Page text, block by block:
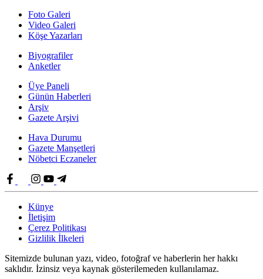
Foto Galeri
Video Galeri
Köşe Yazarları
Biyografiler
Anketler
Üye Paneli
Günün Haberleri
Arşiv
Gazete Arşivi
Hava Durumu
Gazete Manşetleri
Nöbetci Eczaneler
Künye
İletişim
Çerez Politikası
Gizlilik İlkeleri
Sitemizde bulunan yazı, video, fotoğraf ve haberlerin her hakkı
saklıdır. İzinsiz veya kaynak gösterilemeden kullanılamaz.